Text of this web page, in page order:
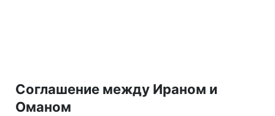
Соглашение между Ираном и
Оманом